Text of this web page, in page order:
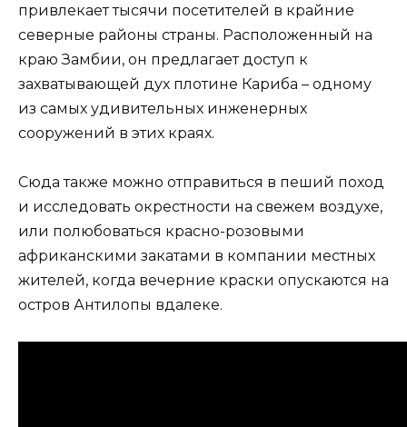
привлекает тысячи посетителей в крайние
северные районы страны. Расположенный на
краю Замбии, он предлагает доступ к
захватывающей дух плотине Кариба – одному
из самых удивительных инженерных
сооружений в этих краях.
Сюда также можно отправиться в пеший поход
и исследовать окрестности на свежем воздухе,
или полюбоваться красно-розовыми
африканскими закатами в компании местных
жителей, когда вечерние краски опускаются на
остров Антилопы вдалеке.